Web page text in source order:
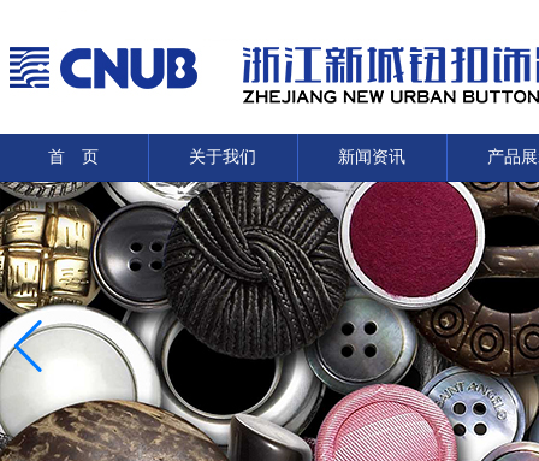
首 页 关于我们 新闻资讯 产品